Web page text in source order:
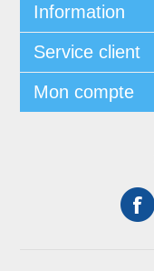
Information
Service client
Mon compte